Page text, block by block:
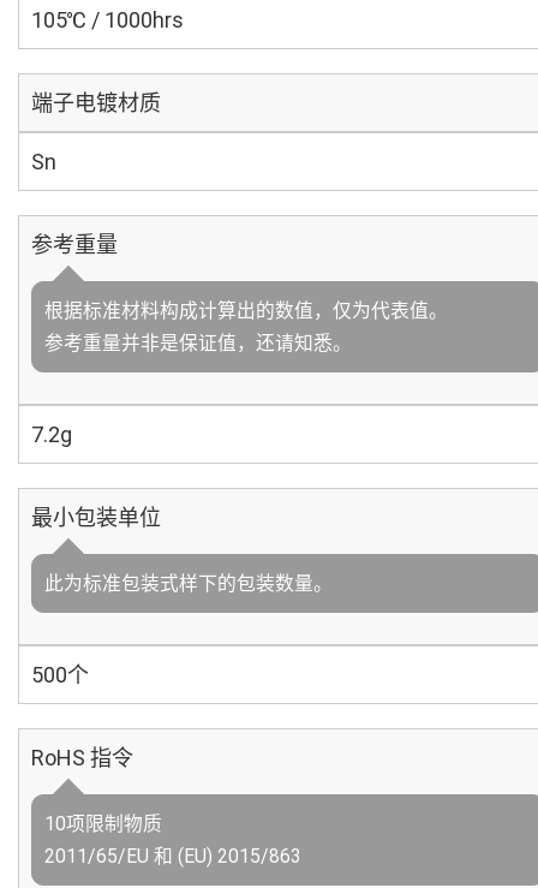
105℃ / 1000hrs
端子电镀材质
Sn
参考重量
根据标准材料构成计算出的数值，仅为代表值。
参考重量并非是保证值，还请知悉。
7.2g
最小包装单位
此为标准包装式样下的包装数量。
500个
RoHS 指令
10项限制物质
2011/65/EU 和 (EU) 2015/863